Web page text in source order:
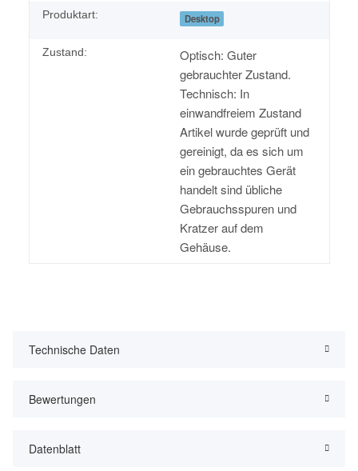
Produktart: Desktop
Zustand:
Optisch: Guter
gebrauchter Zustand.
Technisch: In
einwandfreiem Zustand
Artikel wurde geprüft und
gereinigt, da es sich um
ein gebrauchtes Gerät
handelt sind übliche
Gebrauchsspuren und
Kratzer auf dem
Gehäuse.
Technische Daten
Bewertungen
Datenblatt